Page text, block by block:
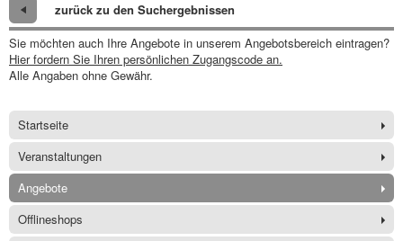
zurück zu den Suchergebnissen
Sie möchten auch Ihre Angebote in unserem Angebotsbereich eintragen?
Hier fordern Sie Ihren persönlichen Zugangscode an.
Alle Angaben ohne Gewähr.
Startseite
Veranstaltungen
Angebote
Offlineshops